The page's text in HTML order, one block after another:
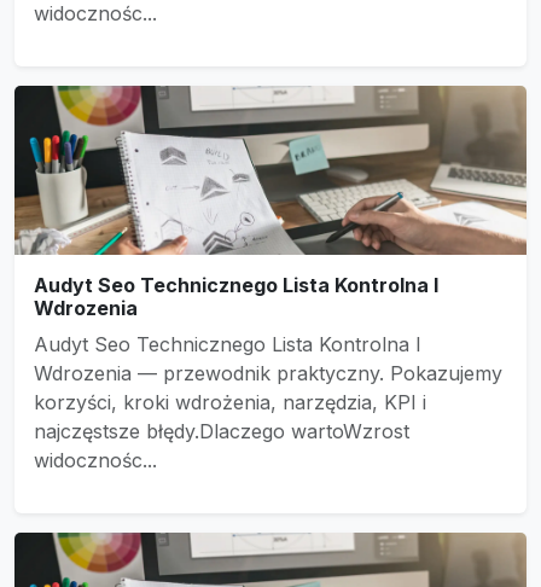
widocznośc...
Audyt Seo Technicznego Lista Kontrolna I
Wdrozenia
Audyt Seo Technicznego Lista Kontrolna I
Wdrozenia — przewodnik praktyczny. Pokazujemy
korzyści, kroki wdrożenia, narzędzia, KPI i
najczęstsze błędy.Dlaczego wartoWzrost
widocznośc...